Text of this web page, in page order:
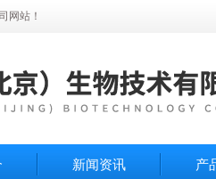
网站！
新闻资讯 产